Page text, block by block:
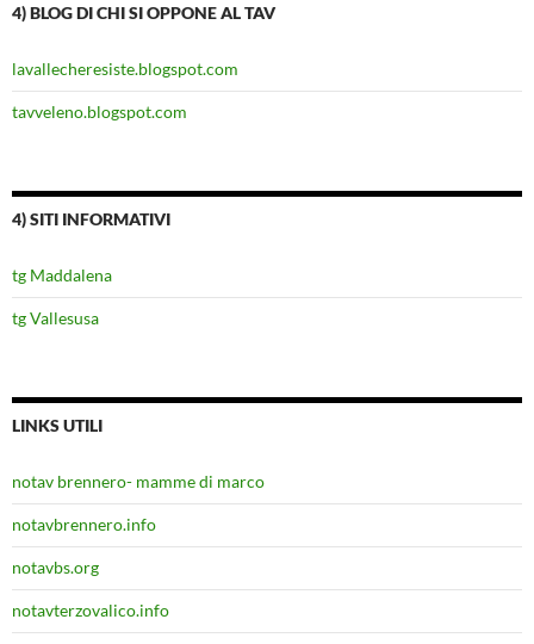
4) BLOG DI CHI SI OPPONE AL TAV
lavallecheresiste.blogspot.com
tavveleno.blogspot.com
4) SITI INFORMATIVI
tg Maddalena
tg Vallesusa
LINKS UTILI
notav brennero- mamme di marco
notavbrennero.info
notavbs.org
notavterzovalico.info